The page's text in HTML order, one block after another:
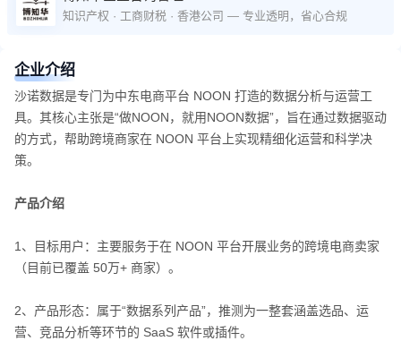
知识产权 · 工商财税 · 香港公司 — 专业透明，省心合规
企业介绍
沙诺数据是专门为中东电商平台 NOON​ 打造的数据分析与运营工
具。其核心主张是“做NOON，就用NOON数据”，旨在通过数据驱动
的方式，帮助跨境商家在 NOON 平台上实现精细化运营和科学决
策。
产品介绍
1、目标用户：主要服务于在 NOON 平台开展业务的跨境电商卖家
（目前已覆盖 50万+ 商家）。
2、产品形态：属于“数据系列产品”，推测为一整套涵盖选品、运
营、竞品分析等环节的 SaaS 软件或插件。